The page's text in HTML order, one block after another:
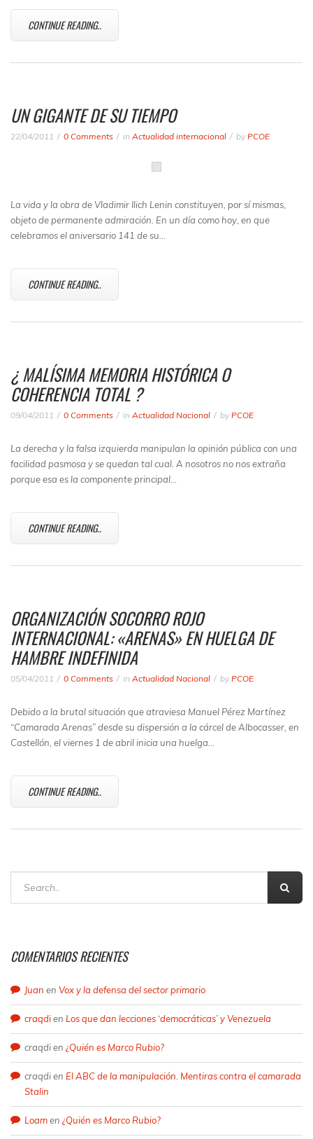
CONTINUE READING..
UN GIGANTE DE SU TIEMPO
22/04/2011 0 Comments in Actualidad internacional by PCOE
La vida y la obra de Vladimir Ilich Lenin constituyen, por sí mismas,
objeto de permanente admiración. En un día como hoy, en que
celebramos el aniversario 141 de su…
CONTINUE READING..
¿ MALÍSIMA MEMORIA HISTÓRICA O
COHERENCIA TOTAL ?
09/04/2011 0 Comments in Actualidad Nacional by PCOE
La derecha y la falsa izquierda manipulan la opinión pública con una
facilidad pasmosa y se quedan tal cual. A nosotros no nos extraña
porque esa es la componente principal…
CONTINUE READING..
ORGANIZACIÓN SOCORRO ROJO
INTERNACIONAL: «ARENAS» EN HUELGA DE
HAMBRE INDEFINIDA
05/04/2011 0 Comments in Actualidad Nacional by PCOE
Debido a la brutal situación que atraviesa Manuel Pérez Martínez
“Camarada Arenas” desde su dispersión a la cárcel de Albocasser, en
Castellón, el viernes 1 de abril inicia una huelga…
CONTINUE READING..
COMENTARIOS RECIENTES
Juan en Vox y la defensa del sector primario
craqdien Los que dan lecciones ‘democráticas’ y Venezuela
craqdien ¿Quién es Marco Rubio?
craqdien El ABC de la manipulación. Mentiras contra el camarada
Stalin
Loamen ¿Quién es Marco Rubio?